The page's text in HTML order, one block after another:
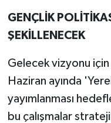
GENÇLİK
ŞEKİLLENECEK
Gelecek vizyonu
Haziran ayında
yayımlanması
bu çalışmalar